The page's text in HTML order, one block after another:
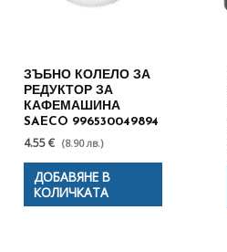
ЗЪБНО КОЛЕЛО ЗА
РЕДУКТОР ЗА
КАФЕМАШИНА
SAECO 996530049894
4.55 € (8.90 лв.)
ДОБАВЯНЕ В
КОЛИЧКАТА